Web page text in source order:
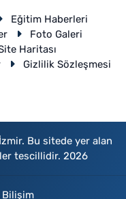
Eğitim Haberleri
Foto Galeri
Haritası
Gizlilik Sözleşmesi
Bu sitede yer alan
tescillidir. 2026
Bilişim